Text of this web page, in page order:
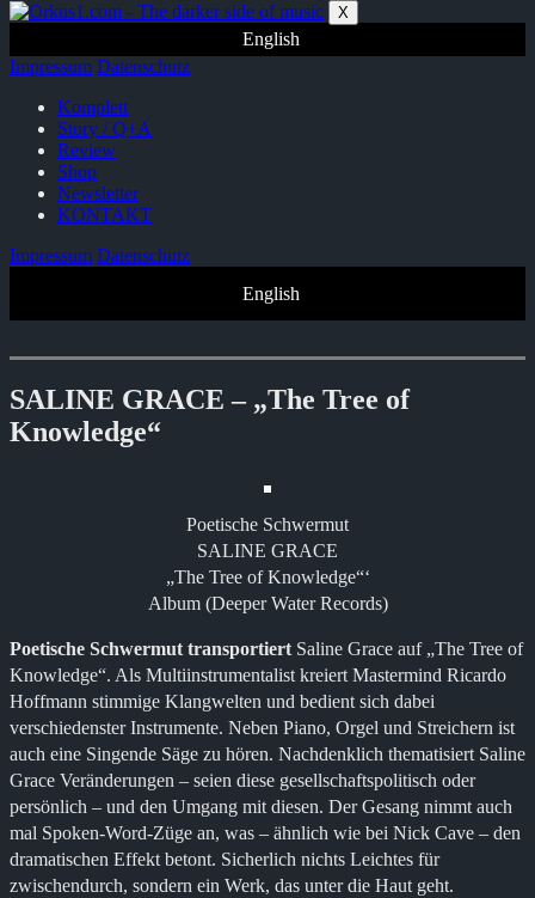
Zum
springen
X
English
Impressum Datenschutz
Komplett
Story / Q+A
Review
Shop
Newsletter
KONTAKT
Impressum Datenschutz
English
SALINE GRACE – „The Tree of
Knowledge“
Poetische Schwermut
SALINE GRACE
„The Tree of Knowledge“‘
Album (Deeper Water Records)
Poetische Schwermut transportiertSaline Grace auf „The Tree of
Knowledge“. Als Multiinstrumentalist kreiert Mastermind Ricardo
Hoffmann stimmige Klangwelten und bedient sich dabei
verschiedenster Instrumente. Neben Piano, Orgel und Streichern ist
auch eine Singende Säge zu hören. Nachdenklich thematisiert Saline
Grace Veränderungen – seien diese gesellschaftspolitisch oder
persönlich – und den Umgang mit diesen. Der Gesang nimmt auch
mal Spoken-Word-Züge an, was – ähnlich wie bei Nick Cave – den
dramatischen Effekt betont. Sicherlich nichts Leichtes für
zwischendurch, sondern ein Werk, das unter die Haut geht.